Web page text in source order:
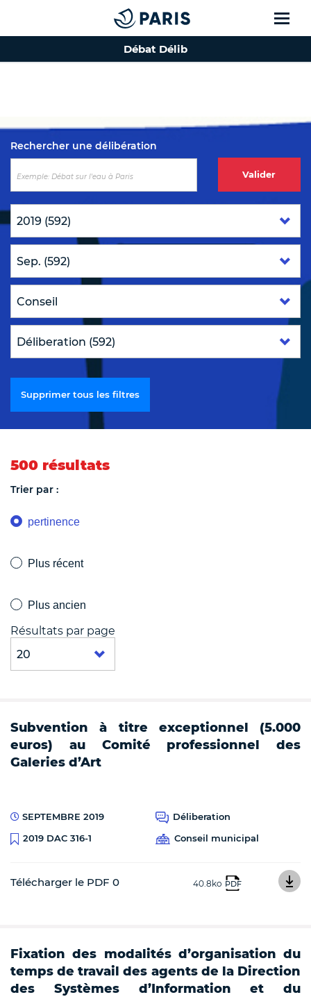
Top of the page
Débat Délib
Rechercher une délibération
Valider
Supprimer tous les filtres
500 résultats
Trier par :
pertinence
Plus récent
Plus ancien
Résultats par page
Subvention à titre exceptionnel (5.000
euros) au Comité professionnel des
Galeries d’Art
SEPTEMBRE 2019
Déliberation
2019 DAC 316-1
Conseil municipal
Télécharger le PDF 0 40.8ko PDF
Fixation des modalités d’organisation du
temps de travail des agents de la Direction
des Systèmes d’Information et du